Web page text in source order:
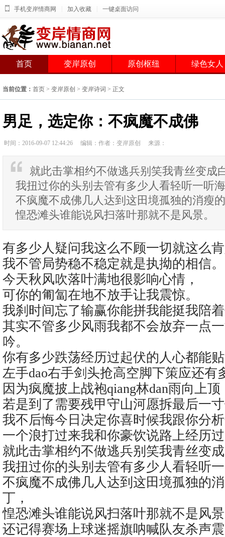
手机变岸情商网 加入收藏 一键桌面访问
首页 变岸原创 原创枢纽 绿色女人
当前位置： 首页 > 变岸原创 > 变岸诗词 > 正文
男足，选定你：不疯魔不成佛
时间：2016-09-07 12:44:26 编辑：作者：变岸原创 来源：
就此击掌相约不做逃兵别笑我青丝变成
我扭过你的头别去管有多少人看轻听一听
不疯魔不成佛几人达到这田境孤独的消瘦
惶恐滩头谁能说风扫落叶那就不是风景。
有多少人疑问我这么不顾一切就这么
我不管局势稳不稳定就是执拗的相信。
今天秋风吹落叶满地很影响心情，
可你的匍匐在地不放手让我震惊。
我刹时间忘了输赢你能拼我能挺我陪
其实不管多少风雨我都不会放弃一点
吟。
你有多少跌荡经历过起伏的人心都能
左手dao右手剑头抢高空脚下策应还有
因为疯魔披上战袍qiang林dan雨向上顶
若是到了需要残甲守山河愿拆最后一
我不后悔今日决定你喜时候我跟你分
一个浪打过来我和你豪饮说路上经历
就此击掌相约不做逃兵别笑我青丝变
我扭过你的头别去管有多少人看轻听
不疯魔不成佛几人达到这田境孤独的
丁，
惶恐滩头谁能说风扫落叶那就不是风
还记得赛场上球迷摇旗呐喊队友杀声